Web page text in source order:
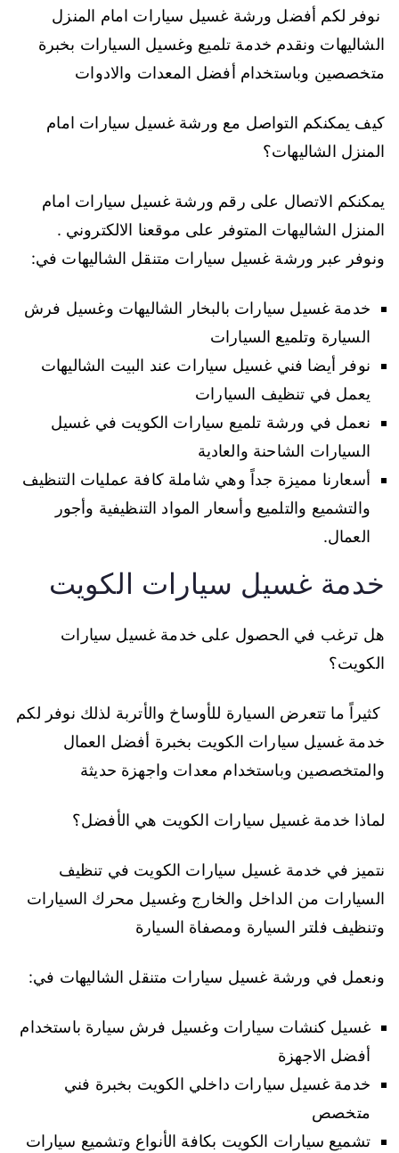
نوفر لكم أفضل ورشة غسيل سيارات امام المنزل
الشاليهات ونقدم خدمة تلميع وغسيل السيارات بخبرة
متخصصين وباستخدام أفضل المعدات والادوات
كيف يمكنكم التواصل مع ورشة غسيل سيارات امام
المنزل الشاليهات؟
يمكنكم الاتصال على رقم ورشة غسيل سيارات امام
المنزل الشاليهات المتوفر على موقعنا الالكتروني .
ونوفر عبر ورشة غسيل سيارات متنقل الشاليهات في:
خدمة غسيل سيارات بالبخار الشاليهات وغسيل فرش
السيارة وتلميع السيارات
نوفر أيضا فني غسيل سيارات عند البيت الشاليهات
يعمل في تنظيف السيارات
نعمل في ورشة تلميع سيارات الكويت في غسيل
السيارات الشاحنة والعادية
أسعارنا مميزة جداً وهي شاملة كافة عمليات التنظيف
والتشميع والتلميع وأسعار المواد التنظيفية وأجور
العمال.
خدمة غسيل سيارات الكويت
هل ترغب في الحصول على خدمة غسيل سيارات
الكويت؟
كثيراً ما تتعرض السيارة للأوساخ والأتربة لذلك نوفر لكم
خدمة غسيل سيارات الكويت بخبرة أفضل العمال
والمتخصصين وباستخدام معدات واجهزة حديثة
لماذا خدمة غسيل سيارات الكويت هي الأفضل؟
نتميز في خدمة غسيل سيارات الكويت في تنظيف
السيارات من الداخل والخارج وغسيل محرك السيارات
وتنظيف فلتر السيارة ومصفاة السيارة
ونعمل في ورشة غسيل سيارات متنقل الشاليهات في:
غسيل كنشات سيارات وغسيل فرش سيارة باستخدام
أفضل الاجهزة
خدمة غسيل سيارات داخلي الكويت بخبرة فني
متخصص
تشميع سيارات الكويت بكافة الأنواع وتشميع سيارات